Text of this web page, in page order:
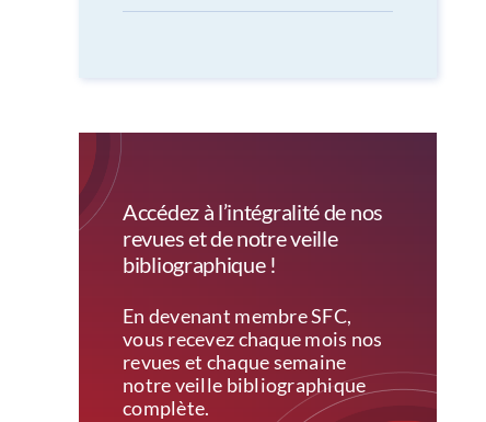
Accédez à l’intégralité de nos
revues et de notre veille
bibliographique !
En devenant membre SFC,
vous recevez chaque mois nos
revues et chaque semaine
notre veille bibliographique
complète.